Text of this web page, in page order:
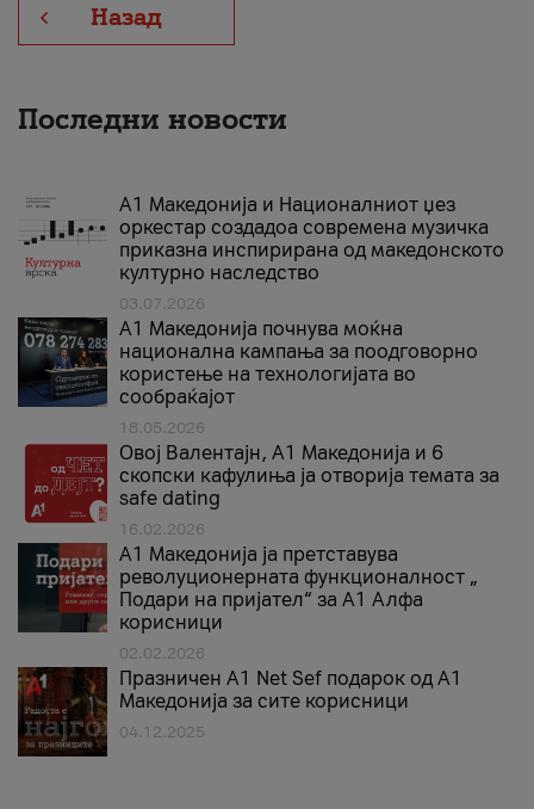
Назад
Последни новости
А1 Македонија и Националниот џез
оркестар создадоа современа музичка
приказна инспирирана од македонското
културно наследство
03.07.2026
A1 Македонија почнува моќна
национална кампања за поодговорно
користење на технологијата во
сообраќајот
18.05.2026
Овој Валентајн, A1 Македонија и 6
скопски кафулиња ја отворија темата за
safe dating
16.02.2026
А1 Македонија ја претставува
револуционерната функционалност „
Подари на пријател“ за А1 Алфа
корисници
02.02.2026
Празничен A1 Net Sеf подарок од А1
Македонија за сите корисници
04.12.2025